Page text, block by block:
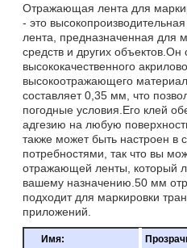
Отражающая лента для
- это
лента, предназначенная для
средств и других объектов.Он
высококачественного
высокоотражающего
составляет 0,35 мм, что
погодные условия.Его клей
адгезию на любую
также может быть настроен в
потребностями, так что вы
отражающей ленты, который
вашему назначению.50 мм
подходит для маркировки
приложений.
Имя: